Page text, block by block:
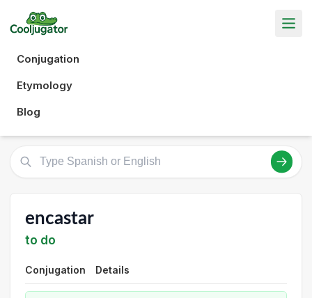
Conjugation
Etymology
Blog
encastar
to do
Conjugation Details